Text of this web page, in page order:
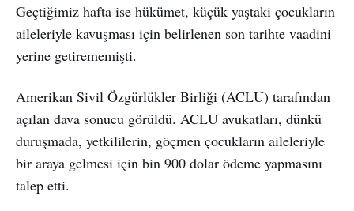
Geçtiğimiz hafta ise hükümet, küçük yaştaki çocukların
aileleriyle kavuşması için belirlenen son tarihte vaadini
yerine getirememişti.
Amerikan Sivil Özgürlükler Birliği (ACLU) tarafından
açılan dava sonucu görüldü. ACLU avukatları, dünkü
duruşmada, yetkililerin, göçmen çocukların aileleriyle
bir araya gelmesi için bin 900 dolar ödeme yapmasını
talep etti.